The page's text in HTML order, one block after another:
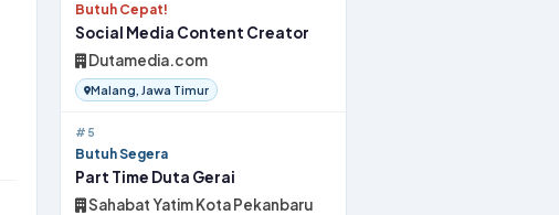
Butuh Cepat!
Social Media Content Creator
Dutamedia.com
Malang, Jawa Timur
#5
Butuh Segera
Part Time Duta Gerai
Sahabat Yatim Kota Pekanbaru